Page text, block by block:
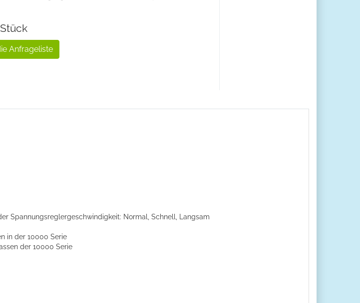
Anfrageliste
Spannungsreglergeschwindigkeit: Normal, Schnell, Langsam
in der 10000 Serie
der 10000 Serie